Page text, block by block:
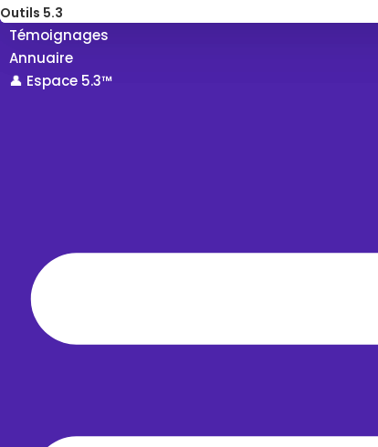
Outils 5.3
Témoignages
Annuaire
👤 Espace 5.3™